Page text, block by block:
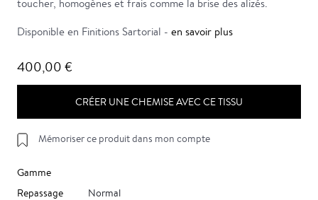
toucher, homogènes et frais comme la brise des alizés.
Disponible en Finitions Sartorial - en savoir plus
400,00 €
CRÉER UNE CHEMISE AVEC CE TISSU
Mémoriser ce produit dans mon compte
Gamme
Repassage
Normal